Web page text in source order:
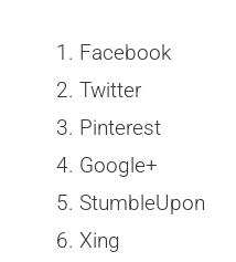
Facebook
Twitter
Pinterest
Google+
StumbleUpon
Xing